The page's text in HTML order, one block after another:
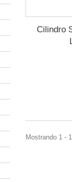
Cilindro
Mostrando 1 -